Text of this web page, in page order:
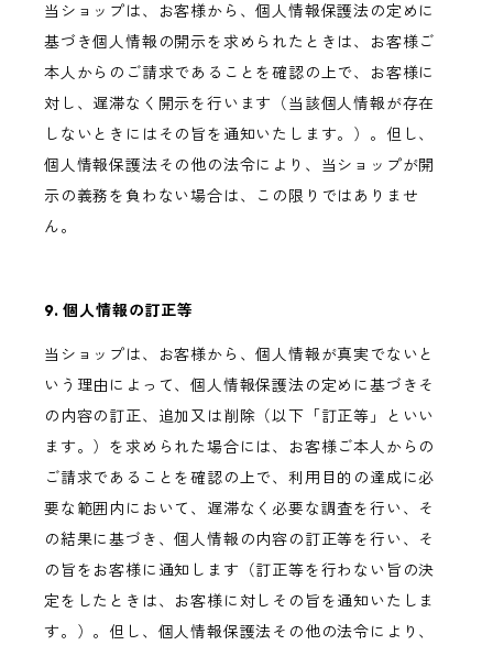
当ショップは、お客様から、個人情報保護法の定めに
基づき個人情報の開示を求められたときは、お客様ご
本人からのご請求であることを確認の上で、お客様に
対し、遅滞なく開示を行います（当該個人情報が存在
しないときにはその旨を通知いたします。）。但し、
個人情報保護法その他の法令により、当ショップが開
示の義務を負わない場合は、この限りではありませ
ん。
9. 個人情報の訂正等
当ショップは、お客様から、個人情報が真実でないと
いう理由によって、個人情報保護法の定めに基づきそ
の内容の訂正、追加又は削除（以下「訂正等」といい
ます。）を求められた場合には、お客様ご本人からの
ご請求であることを確認の上で、利用目的の達成に必
要な範囲内において、遅滞なく必要な調査を行い、そ
の結果に基づき、個人情報の内容の訂正等を行い、そ
の旨をお客様に通知します（訂正等を行わない旨の決
定をしたときは、お客様に対しその旨を通知いたしま
す。）。但し、個人情報保護法その他の法令により、